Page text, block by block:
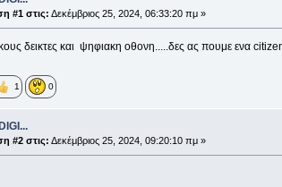
#1 στις: Δεκέμβριος 25, 2024, 06:33:20 πμ »
δεικτες και ψηφιακη οθονη.....δες ας πουμε ενα
1 0
#2 στις: Δεκέμβριος 25, 2024, 09:20:10 πμ »